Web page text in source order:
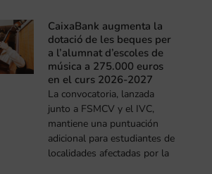
CaixaBank augmenta la
dotació de les beques per
a l’alumnat d’escoles de
música a 275.000 euros
en el curs 2026-2027
La convocatoria, lanzada
junto a FSMCV y el IVC,
mantiene una puntuación
adicional para estudiantes de
localidades afectadas por la